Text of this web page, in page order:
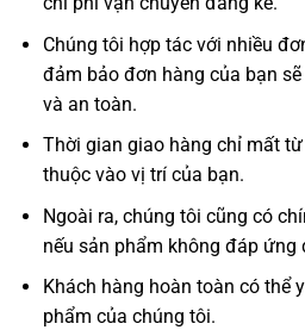
Chúng tôi hợp tác với nhiều
đảm bảo đơn hàng của bạn
và an toàn.
Thời gian giao hàng chỉ mất
thuộc vào vị trí của bạn.
Ngoài ra, chúng tôi cũng có
nếu sản phẩm không đáp ứng
Khách hàng hoàn toàn có thể
phẩm của chúng tôi.